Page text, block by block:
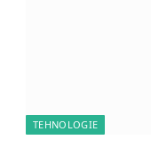
TEHNOLOGIE